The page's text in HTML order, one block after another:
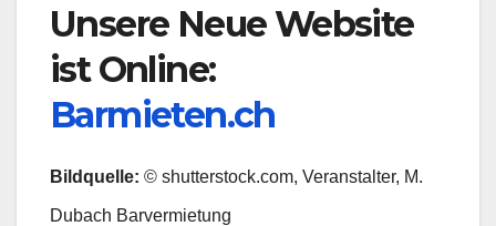
Unsere Neue Website
ist Online:
Barmieten.ch
Bildquelle: © shutterstock.com, Veranstalter, M.
Dubach Barvermietung